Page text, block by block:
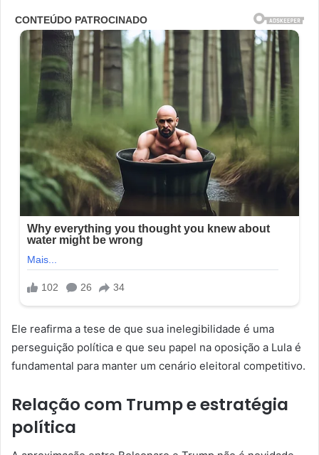
Ele reafirma a tese de que sua inelegibilidade é uma
perseguição política e que seu papel na oposição a Lula é
fundamental para manter um cenário eleitoral competitivo.
Relação com Trump e estratégia
política